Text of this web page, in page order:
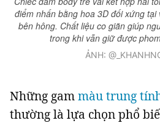
điểm nhấn bằng hoa 3D đối xứng
bên hông. Chất liệu co giãn giúp
trong khi vẫn giữ được
ẢNH:
Những gammàu trung
thường là lựa chọn phổ